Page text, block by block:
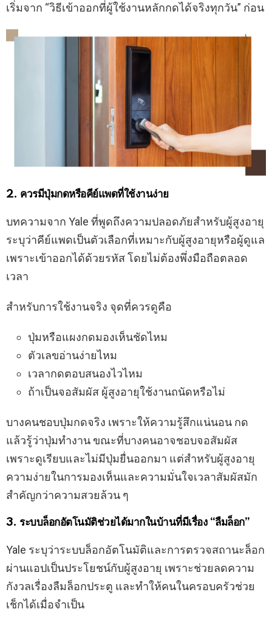
เริ่มจาก “วิธีเข้าออกที่ผู้ใช้งานหลักกดได้จริงทุกวัน” ก่อน
2. ควรมีปุ่มกดหรือคีย์แพดที่ใช้งานง่าย
บทความจาก Yale ที่พูดถึงความปลอดภัยสำหรับผู้สูงอายุ
ระบุว่าคีย์แพดเป็นตัวเลือกที่เหมาะกับผู้สูงอายุหรือผู้ดูแล
เพราะเข้าออกได้ด้วยรหัส โดยไม่ต้องพึ่งมือถือตลอด
เวลา
สำหรับการใช้งานจริง จุดที่ควรดูคือ
ปุ่มหรือแผงกดมองเห็นชัดไหม
ตัวเลขอ่านง่ายไหม
เวลากดตอบสนองไวไหม
ถ้าเป็นจอสัมผัส ผู้สูงอายุใช้งานถนัดหรือไม่
บางคนชอบปุ่มกดจริง เพราะให้ความรู้สึกแน่นอน กด
แล้วรู้ว่าปุ่มทำงาน ขณะที่บางคนอาจชอบจอสัมผัส
เพราะดูเรียบและไม่มีปุ่มยื่นออกมา แต่สำหรับผู้สูงอายุ
ความง่ายในการมองเห็นและความมั่นใจเวลาสัมผัสมัก
สำคัญกว่าความสวยล้วน ๆ
3. ระบบล็อกอัตโนมัติช่วยได้มากในบ้านที่มีเรื่อง “ลืมล็อก”
Yale ระบุว่าระบบล็อกอัตโนมัติและการตรวจสถานะล็อก
ผ่านแอปเป็นประโยชน์กับผู้สูงอายุ เพราะช่วยลดความ
กังวลเรื่องลืมล็อกประตู และทำให้คนในครอบครัวช่วย
เช็กได้เมื่อจำเป็น